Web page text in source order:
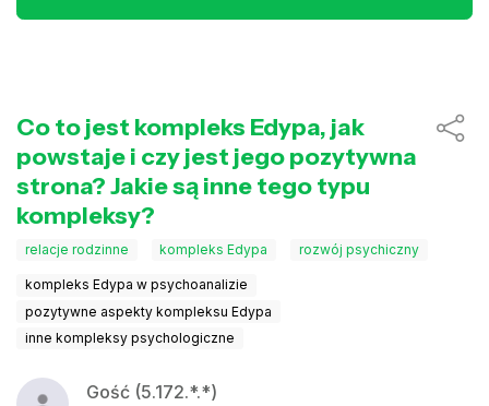
Co to jest kompleks Edypa, jak
powstaje i czy jest jego pozytywna
strona? Jakie są inne tego typu
kompleksy?
relacje rodzinne kompleks Edypa rozwój psychiczny
kompleks Edypa w psychoanalizie
pozytywne aspekty kompleksu Edypa
inne kompleksy psychologiczne
Gość (5.172.*.*)